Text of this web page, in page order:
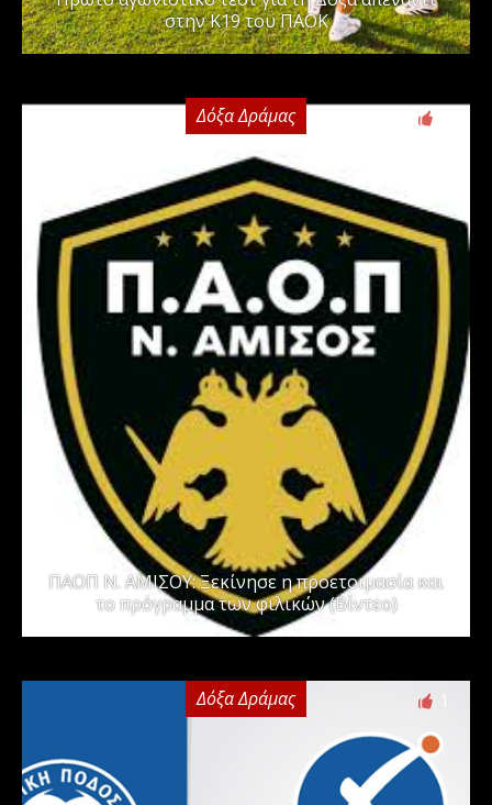
στην Κ19 του ΠΑΟΚ
Δόξα Δράμας
ΠΑΟΠ Ν. ΑΜΙΣΟΥ: Ξεκίνησε η προετοιμασία και
το πρόγραμμα των φιλικών (Βίντεο)
Δόξα Δράμας